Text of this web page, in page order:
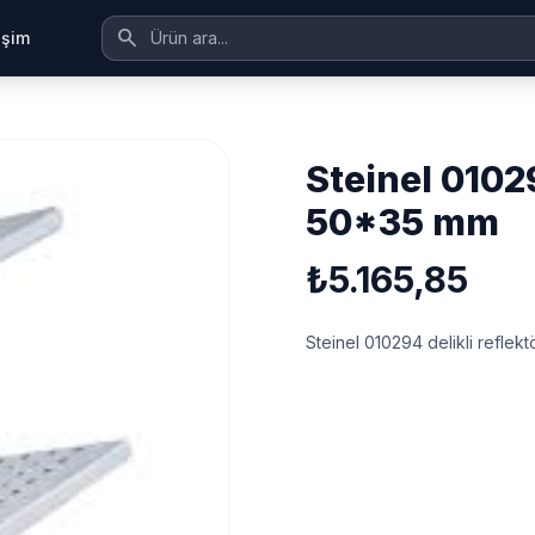
search
steinel 010294 delikli reflektör başlık
50*35 mm
₺5.165,85
Steinel 010294 delikli